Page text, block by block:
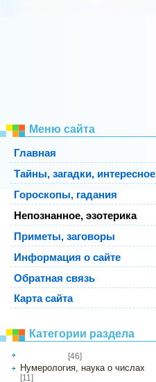
Меню сайта
Главная
Тайны, загадки, интересное
Гороскопы, гадания
Непознанное, эзотерика
Приметы, заговоры
Информация о сайте
Обратная связь
Карта сайта
Категории раздела
[46]
Нумерология, наука о числах
[11]